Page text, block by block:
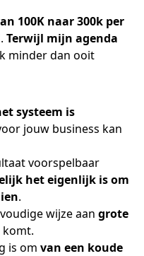
100K naar 300k per
Terwijl mijn agenda
minder dan ooit
systeem is
jouw business kan
voorspelbaar
het eigenlijk is om
.
wijze aan grote
komt.
is om van een koude